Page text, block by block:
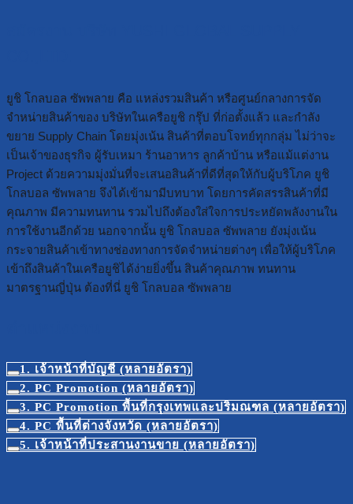
ยูชิ โกลบอล ซัพพลาย คือ แหล่งรวมสินค้า หรือศูนย์กลางการจัด
จำหน่ายสินค้าของ บริษัทในเครือยูชิ กรุ๊ป ที่ก่อตั้งแล้ว และกำลัง
ขยาย Supply Chain โดยมุ่งเน้น สินค้าที่ตอบโจทย์ทุกกลุ่ม ไม่ว่าจะ
เป็นเจ้าของธุรกิจ ผู้รับเหมา ร้านอาหาร ลูกค้าบ้าน หรือแม้แต่งาน
Project ด้วยความมุ่งมั่นที่จะเสนอสินค้าที่ดีที่สุดให้กับผู้บริโภค ยูชิ
โกลบอล ซัพพลาย จึงได้เข้ามามีบทบาท โดยการคัดสรรสินค้าที่มี
คุณภาพ มีความทนทาน รวมไปถึงต้องใส่ใจการประหยัดพลังงานใน
การใช้งานอีกด้วย นอกจากนั้น ยูชิ โกลบอล ซัพพลาย ยังมุ่งเน้น
กระจายสินค้าเข้าทางช่องทางการจัดจำหน่ายต่างๆ เพื่อให้ผู้บริโภค
เข้าถึงสินค้าในเครือยูชิได้ง่ายยิ่งขึ้น สินค้าคุณภาพ ทนทาน
มาตรฐานญี่ปุ่น ต้องที่นี่ ยูชิ โกลบอล ซัพพลาย
1. เจ้าหน้าที่บัญชี (หลายอัตรา)
2. PC Promotion (หลายอัตรา)
3. PC Promotion พื้นที่กรุงเทพและปริมณฑล (หลายอัตรา)
4. PC พื้นที่ต่างจังหวัด (หลายอัตรา)
5. เจ้าหน้าที่ประสานงานขาย (หลายอัตรา)